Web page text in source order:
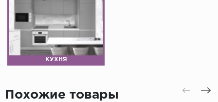
КУХНЯ
Похожие товары